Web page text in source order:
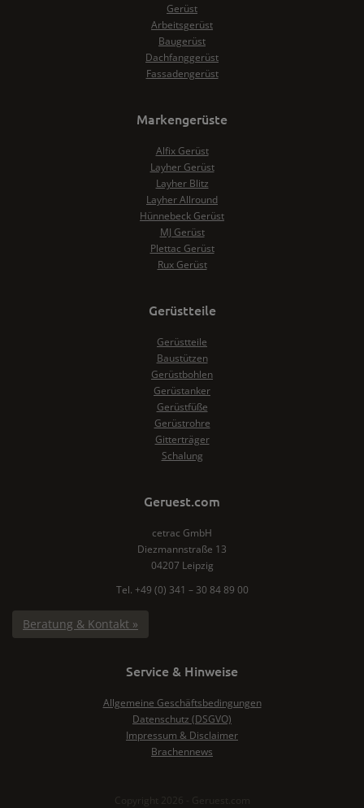
Gerüst
Arbeitsgerüst
Baugerüst
Dachfanggerüst
Fassadengerüst
Markengerüste
Alfix Gerüst
Layher Gerüst
Layher Blitz
Layher Allround
Hünnebeck Gerüst
MJ Gerüst
Plettac Gerüst
Rux Gerüst
Gerüstteile
Gerüstteile
Baustützen
Gerüstbohlen
Gerüstanker
Gerüstfüße
Gerüstrohre
Gitterträger
Schalung
Geruest.com
cetrac GmbH
Diezmannstraße 13
04207 Leipzig
Tel. +49 (0) 341 – 30 84 89 00
Beratung & Kontakt »
Service & Hinweise
Allgemeine Geschäftsbedingungen
Datenschutz (DSGVO)
Impressum & Disclaimer
Brachennews